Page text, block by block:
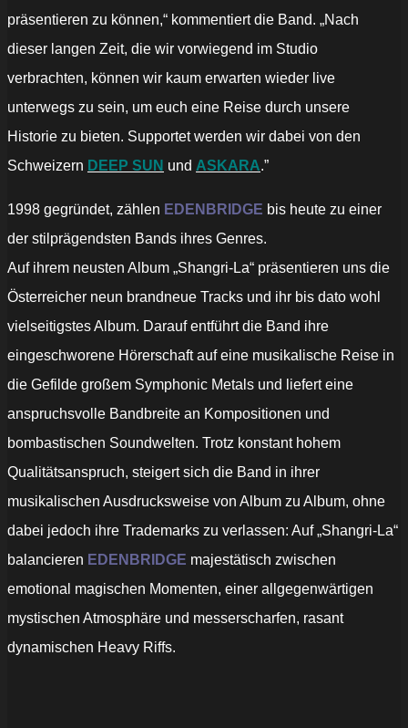
präsentieren zu können,“ kommentiert die Band. „Nach
dieser langen Zeit, die wir vorwiegend im Studio
verbrachten, können wir kaum erwarten wieder live
unterwegs zu sein, um euch eine Reise durch unsere
Historie zu bieten. Supportet werden wir dabei von den
Schweizern DEEP SUN und ASKARA.”
1998 gegründet, zählen EDENBRIDGE bis heute zu einer
der stilprägendsten Bands ihres Genres.
Auf ihrem neusten Album „Shangri-La“ präsentieren uns die
Österreicher neun brandneue Tracks und ihr bis dato wohl
vielseitigstes Album. Darauf entführt die Band ihre
eingeschworene Hörerschaft auf eine musikalische Reise in
die Gefilde großem Symphonic Metals und liefert eine
anspruchsvolle Bandbreite an Kompositionen und
bombastischen Soundwelten. Trotz konstant hohem
Qualitätsanspruch, steigert sich die Band in ihrer
musikalischen Ausdrucksweise von Album zu Album, ohne
dabei jedoch ihre Trademarks zu verlassen: Auf „Shangri-La“
balancieren EDENBRIDGE majestätisch zwischen
emotional magischen Momenten, einer allgegenwärtigen
mystischen Atmosphäre und messerscharfen, rasant
dynamischen Heavy Riffs.